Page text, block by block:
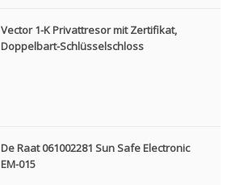
Vector 1-K Privattresor mit Zertifikat,
Doppelbart-Schlüsselschloss
De Raat 061002281 Sun Safe Electronic
EM-015